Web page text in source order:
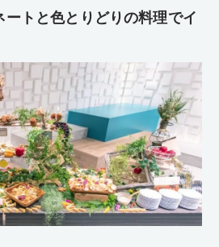
ートと色とりどりの料理でイ